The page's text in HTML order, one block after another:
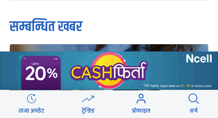
सम्बन्धित खबर
ताजा अपडेट ट्रेन्डिङ प्रोफाइल सर्च